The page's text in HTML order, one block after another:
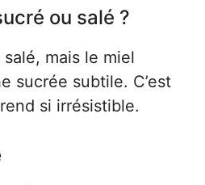
ou salé ?
mais le miel
sucrée subtile. C’est
si irrésistible.